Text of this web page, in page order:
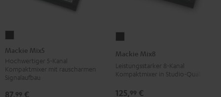
Mix5
Schwarz
Mackie Mix5
Hochwertiger 5-Kanal
Kompaktmixer mit rauscharmen
Signalaufbau
87,99 €
Mix8
Mackie Mix8
Leistungsstarker 8-Kanal
Kompaktmixer in Studio-Qualität
125,99 €